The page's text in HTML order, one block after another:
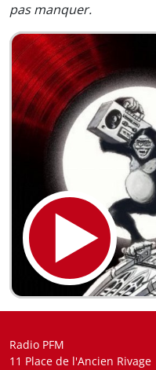
pas manquer.
Radio PFM
11 Place de l'Ancien Rivage